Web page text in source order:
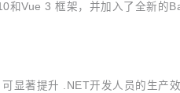
Vue 3 框架，并加入了全新的
著提升 .NET开发人员的生产